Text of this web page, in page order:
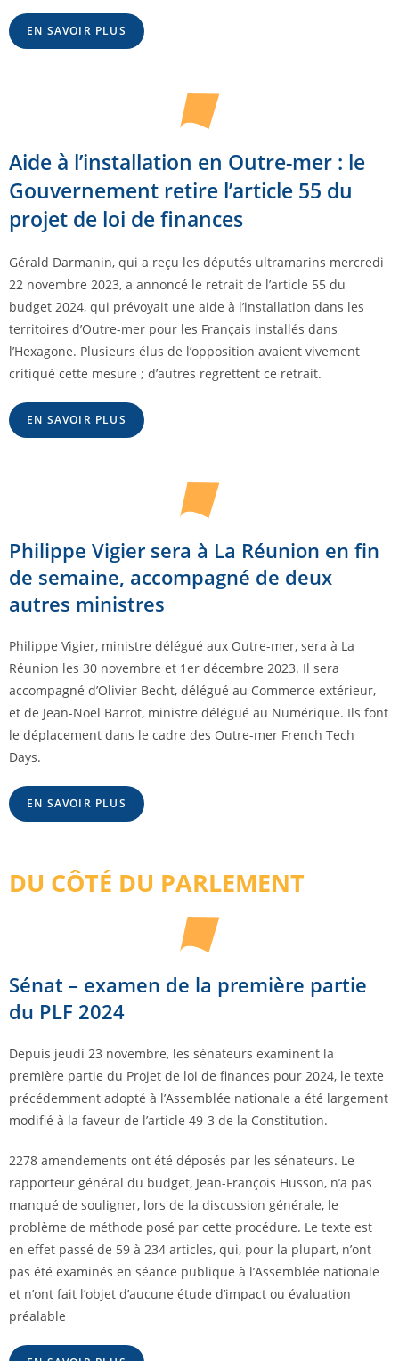
EN SAVOIR PLUS
Aide à l’installation en Outre-mer : le
Gouvernement retire l’article 55 du
projet de loi de finances
Gérald Darmanin, qui a reçu les députés ultramarins mercredi
22 novembre 2023, a annoncé le retrait de l’article 55 du
budget 2024, qui prévoyait une aide à l’installation dans les
territoires d’Outre-mer pour les Français installés dans
l’Hexagone. Plusieurs élus de l’opposition avaient vivement
critiqué cette mesure ; d’autres regrettent ce retrait.
EN SAVOIR PLUS
Philippe Vigier sera à La Réunion en fin
de semaine, accompagné de deux
autres ministres
Philippe Vigier, ministre délégué aux Outre-mer, sera à La
Réunion les 30 novembre et 1er décembre 2023. Il sera
accompagné d’Olivier Becht, délégué au Commerce extérieur,
et de Jean-Noel Barrot, ministre délégué au Numérique. Ils font
le déplacement dans le cadre des Outre-mer French Tech
Days.
EN SAVOIR PLUS
DU CÔTÉ DU PARLEMENT
Sénat – examen de la première partie
du PLF 2024
Depuis jeudi 23 novembre, les sénateurs examinent la
première partie du Projet de loi de finances pour 2024, le texte
précédemment adopté à l’Assemblée nationale a été largement
modifié à la faveur de l’article 49-3 de la Constitution.
2278 amendements ont été déposés par les sénateurs. Le
rapporteur général du budget, Jean-François Husson, n’a pas
manqué de souligner, lors de la discussion générale, le
problème de méthode posé par cette procédure. Le texte est
en effet passé de 59 à 234 articles, qui, pour la plupart, n’ont
pas été examinés en séance publique à l’Assemblée nationale
et n’ont fait l’objet d’aucune étude d’impact ou évaluation
préalable